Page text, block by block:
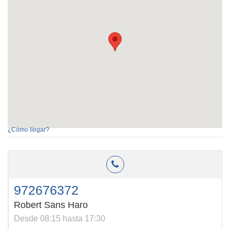
¿Cómo llegar?
972676372
Robert Sans Haro
Desde 08:15 hasta 17:30